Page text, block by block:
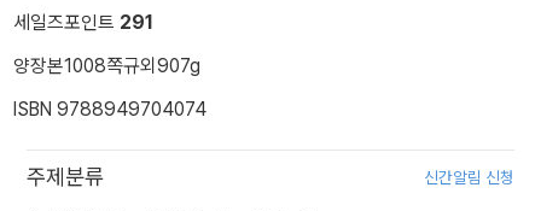
세일즈포인트 291
양장본1008쪽규외 907g
ISBN 9788949704074
주제분류 신간알림 신청